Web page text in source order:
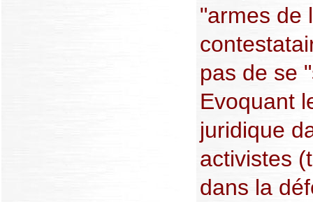
"armes de
pas de se
Evoquant
juridique
activistes
dans la